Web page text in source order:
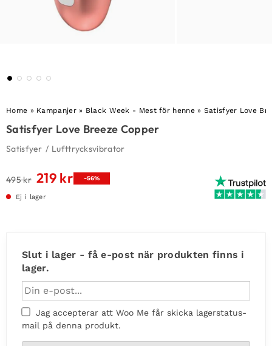
Home » Kampanjer» Black Week - Mest för henne» Satisfyer Love
Satisfyer Love Breeze Copper
Satisfyer / Lufttrycksvibrator
495kr Det
priset
219 krDet-56%
Ej i lager
Slut i lager - få e-post när produkten finns i
lager.
Jag accepterar att Woo Me får skicka lagerstatus-
mail på denna produkt.